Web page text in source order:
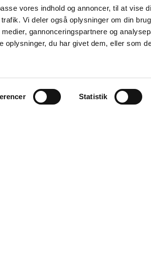
vores indhold og annoncer, til at vise
Vi deler også oplysninger om din
gannonceringspartnere og
oplysninger, du har givet dem, eller som
Statistik